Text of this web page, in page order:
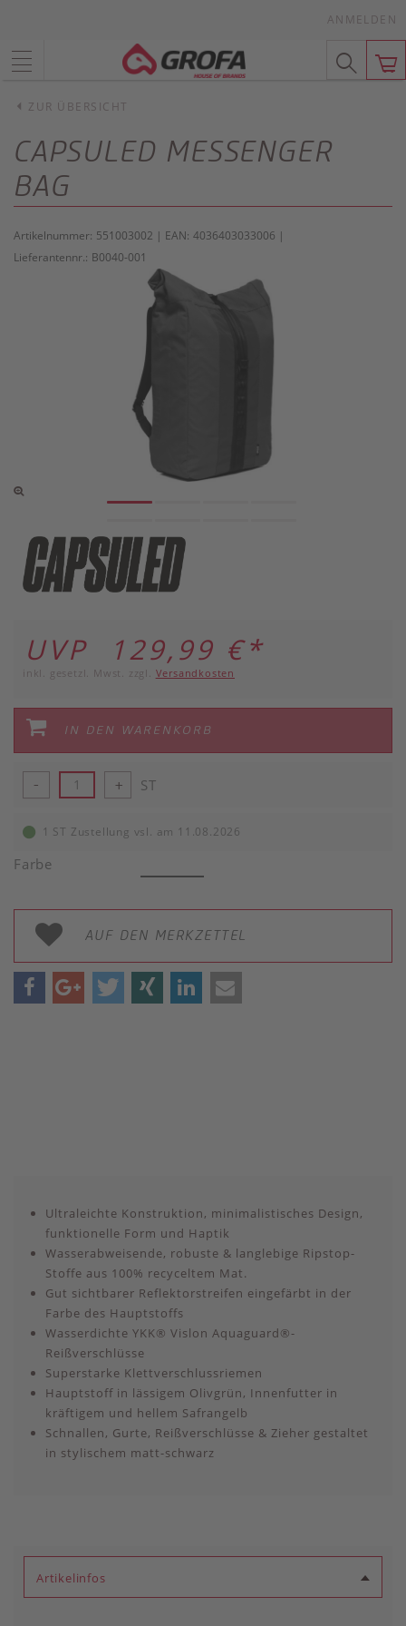
ANMELDEN
ZUR ÜBERSICHT
CAPSULED MESSENGER
BAG
Artikelnummer: 551003002 | EAN: 4036403033006 |
Lieferantennr.: B0040-001
UVP 129,99 €*
inkl. gesetzl. Mwst. zzgl. Versandkosten
IN DEN WARENKORB
- + ST
1 ST Zustellung vsl. am 11.08.2026
Farbe
AUF DEN MERKZETTEL
Ultraleichte Konstruktion, minimalistisches Design,
funktionelle Form und Haptik
Wasserabweisende, robuste & langlebige Ripstop-
Stoffe aus 100% recyceltem Mat.
Gut sichtbarer Reflektorstreifen eingefärbt in der
Farbe des Hauptstoffs
Wasserdichte YKK® Vislon Aquaguard®-
Reißverschlüsse
Superstarke Klettverschlussriemen
Hauptstoff in lässigem Olivgrün, Innenfutter in
kräftigem und hellem Safrangelb
Schnallen, Gurte, Reißverschlüsse & Zieher gestaltet
in stylischem matt-schwarz
Artikelinfos